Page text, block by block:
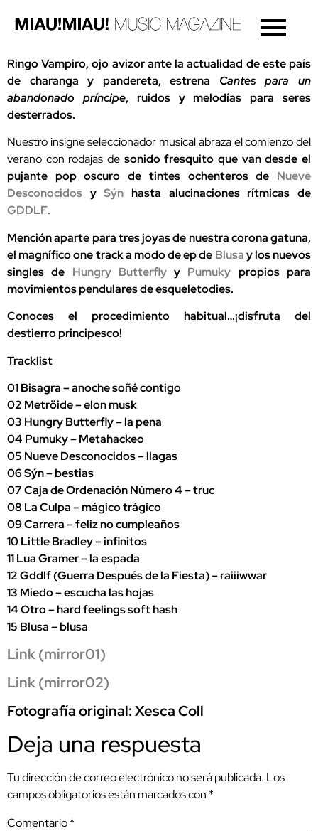
Ringo Vampiro, ojo avizor ante la actualidad de este país
de charanga y pandereta, estrena Cantes para un
abandonado príncipe, ruidos y melodías para seres
desterrados.
Nuestro insigne seleccionador musical abraza el comienzo del
verano con rodajas de sonido fresquito que van desde el
pujante pop oscuro de tintes ochenteros de Nueve
Desconocidos ySýn hasta alucinaciones rítmicas de
GDDLF.
Mención aparte para tres joyas de nuestra corona gatuna,
el magnífico one track a modo de ep de Blusay los nuevos
singles de Hungry Butterflyy Pumuky propios para
movimientos pendulares de esqueletodies.
Conoces el procedimiento habitual…¡disfruta del
destierro principesco!
Tracklist
01 Bisagra – anoche soñé contigo
02 Metröide – elon musk
03 Hungry Butterfly – la pena
04 Pumuky – Metahackeo
05 Nueve Desconocidos – llagas
06 Sýn – bestias
07 Caja de Ordenación Número 4 – truc
08 La Culpa – mágico trágico
09 Carrera – feliz no cumpleaños
10 Little Bradley – infinitos
11 Lua Gramer – la espada
12 Gddlf (Guerra Después de la Fiesta) – raiiiwwar
13 Miedo – escucha las hojas
14 Otro – hard feelings soft hash
15 Blusa – blusa
Link (mirror01)
Link (mirror02)
Fotografía original: Xesca Coll
Deja una respuesta
Tu dirección de correo electrónico no será publicada. Los
campos obligatorios están marcados con *
Comentario*